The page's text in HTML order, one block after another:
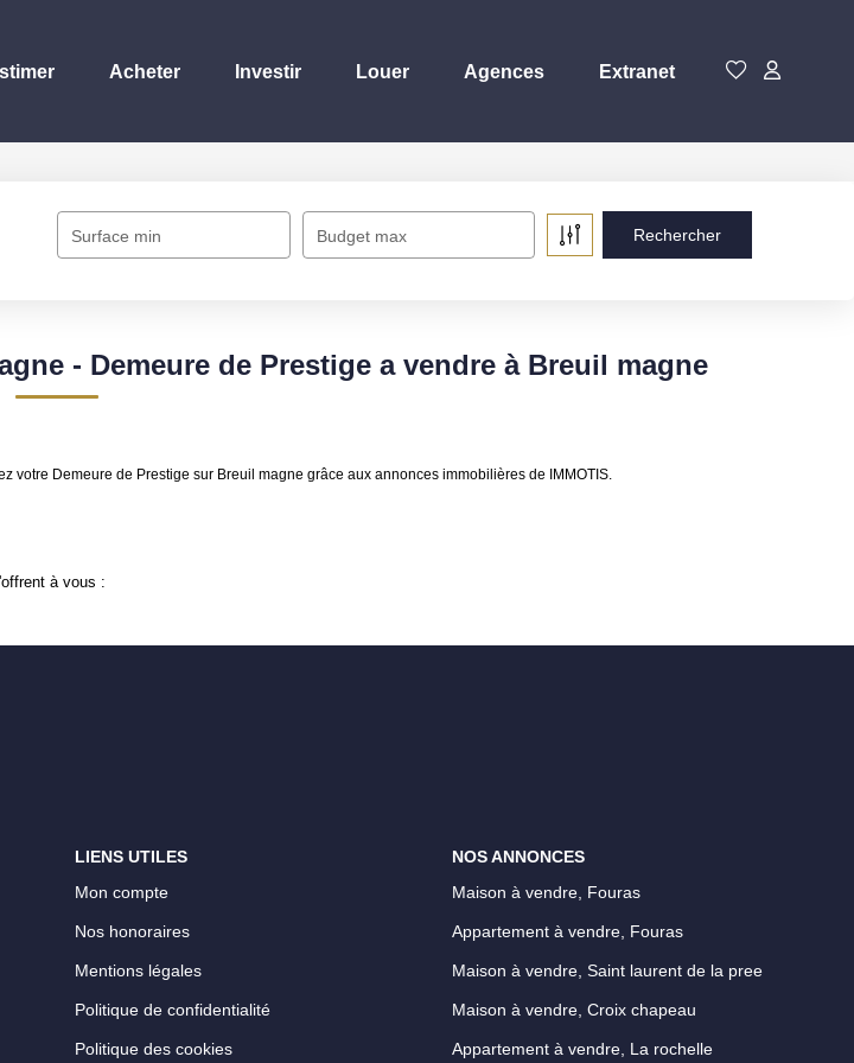
Acheter Investir Louer Agences Extranet
Surface min Budget max
- Demeure de Prestige a vendre à Breuil magne
Demeure de Prestige sur Breuil magne grâce aux annonces immobilières de IMMOTIS.
à vous :
LIENS UTILES
Mon compte
Nos honoraires
Mentions légales
Politique de confidentialité
Politique des cookies
NOS ANNONCES
Maison à vendre, Fouras
Appartement à vendre, Fouras
Maison à vendre, Saint laurent de la pree
Maison à vendre, Croix chapeau
Appartement à vendre, La rochelle